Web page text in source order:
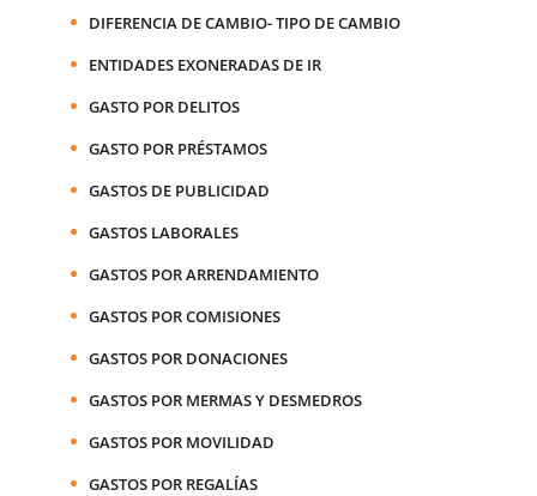
DIFERENCIA DE CAMBIO- TIPO DE CAMBIO
ENTIDADES EXONERADAS DE IR
GASTO POR DELITOS
GASTO POR PRÉSTAMOS
GASTOS DE PUBLICIDAD
GASTOS LABORALES
GASTOS POR ARRENDAMIENTO
GASTOS POR COMISIONES
GASTOS POR DONACIONES
GASTOS POR MERMAS Y DESMEDROS
GASTOS POR MOVILIDAD
GASTOS POR REGALÍAS